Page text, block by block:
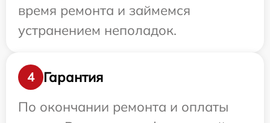
время ремонта и займемся
устранением неполадок.
4
Гарантия
По окончании ремонта и оплаты